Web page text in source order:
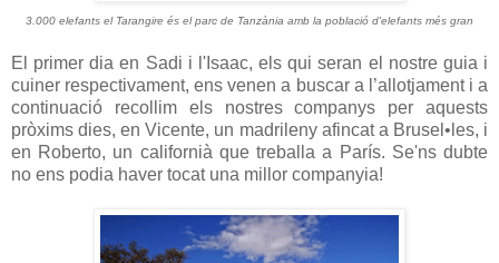
3.000 elefants el Tarangire és el parc de Tanzània amb la població d'elefants més gran
El primer dia en Sadi i l'Isaac, els qui seran el nostre guia i
cuiner respectivament, ens venen a buscar a l’allotjament i a
continuació recollim els nostres companys per aquests
pròxims dies, en Vicente, un madrileny afincat a Brusel•les, i
en Roberto, un californià que treballa a París. Se'ns dubte
no ens podia haver tocat una millor companyia!